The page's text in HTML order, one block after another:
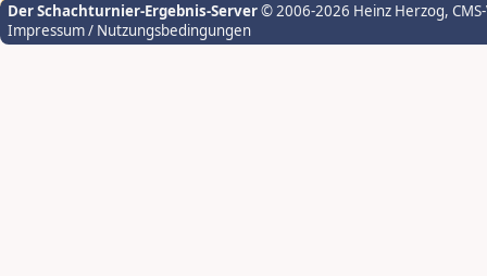
Der Schachturnier-Ergebnis-Server© 2006-2026 Heinz Herzog,
Impressum / Nutzungsbedingungen